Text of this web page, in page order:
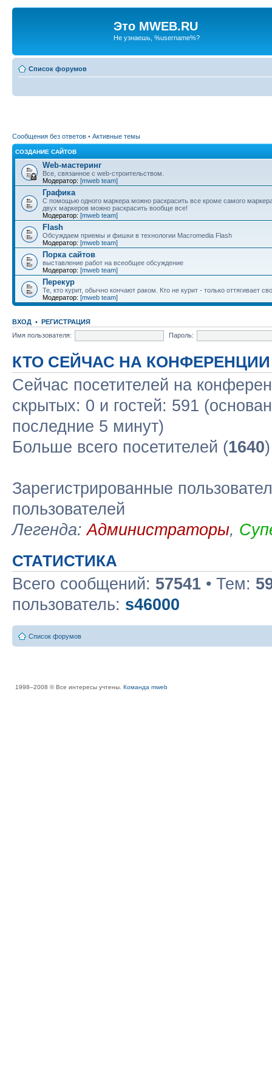
Это MWEB.RU
Не узнаешь, %username%?
Список форумов
Сообщения без ответов • Активные темы
СОЗДАНИЕ САЙТОВ
Web-мастеринг
Все, связанное с web-строительством.
Модератор: [mweb team]
Графика
С помощью одного маркера можно раскрасить все кроме самого
двух маркеров можно раскрасить вообще все!
Модератор: [mweb team]
Flash
Обсуждаем приемы и фишки в технологии Macromedia Flash
Модератор: [mweb team]
Порка сайтов
выставление работ на всеобщее обсуждение
Модератор: [mweb team]
Перекур
Те, кто курит, обычно кончают раком. Кто не курит - только оттягивает
Модератор: [mweb team]
ВХОД • РЕГИСТРАЦИЯ
Имя пользователя:
Пароль:
КТО СЕЙЧАС НА КОНФЕРЕНЦИИ
Сейчас посетителей на
скрытых: 0 и гостей: 591
последние 5 минут)
Больше всего посетителей (1640
Зарегистрированные
пользователей
Легенда:Администраторы,
СТАТИСТИКА
Всего сообщений: 57541 • Тем:
пользователь: s46000
Список форумов
1998–2008 © Все интересы учтены. Команда mweb